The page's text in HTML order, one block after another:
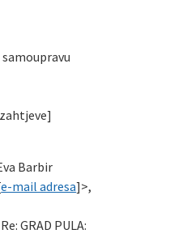
Barbir
e-mail adresa]>,
GRAD PULA: